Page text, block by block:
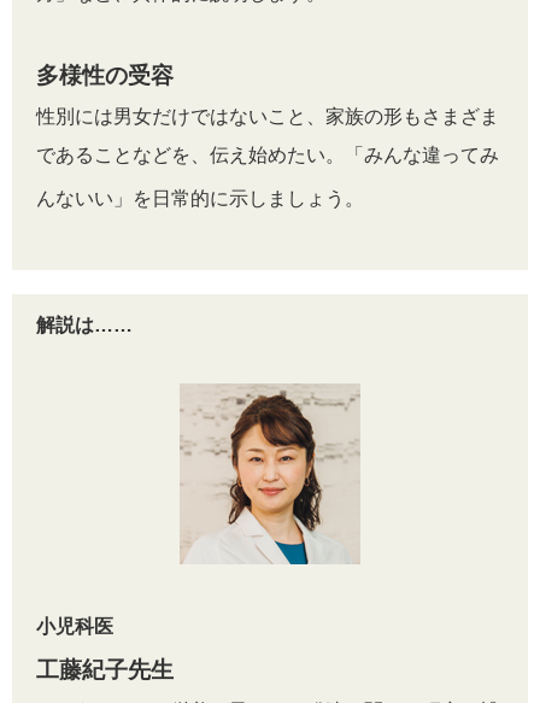
多様性の受容
性別には男女だけではないこと、家族の形もさまざま
であることなどを、伝え始めたい。「みんな違ってみ
んないい」を日常的に示しましょう。
解説は……
小児科医
工藤紀子先生